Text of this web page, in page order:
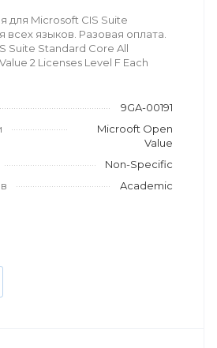
для Microsoft CIS Suite
всех языков. Разовая оплата.
Suite Standard Core All
2 Licenses Level F Each
9GA-00191
Microoft Open
Value
Non-Specific
Academic